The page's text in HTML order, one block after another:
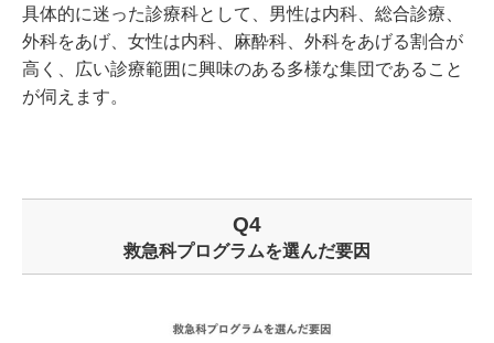
具体的に迷った診療科として、男性は内科、総合診療、
外科をあげ、女性は内科、麻酔科、外科をあげる割合が
高く、広い診療範囲に興味のある多様な集団であること
が伺えます。
Q4
救急科プログラムを選んだ要因